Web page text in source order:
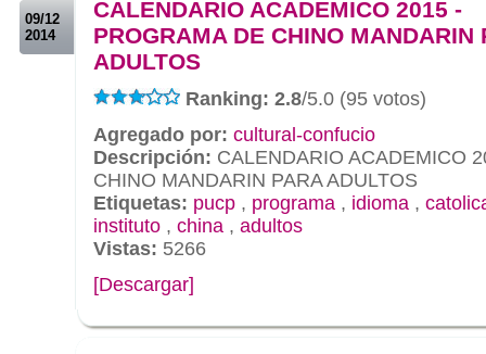
09/12
2014
CALENDARIO ACADEMICO 2015 -
PROGRAMA DE CHINO MANDARIN
ADULTOS
Ranking: 2.8/5.0 (95 votos)
Agregado por: cultural-confucio
Descripción: CALENDARIO ACADEMICO
CHINO MANDARIN PARA ADULTOS
Etiquetas: pucp , programa , idioma ,
instituto , china , adultos
Vistas: 5266
[Descargar]